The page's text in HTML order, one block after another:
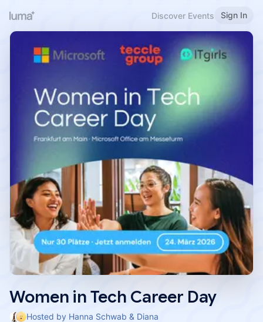
Discover Events Sign In
Women in Tech Career Day
Hosted by Hanna Schwab & Diana